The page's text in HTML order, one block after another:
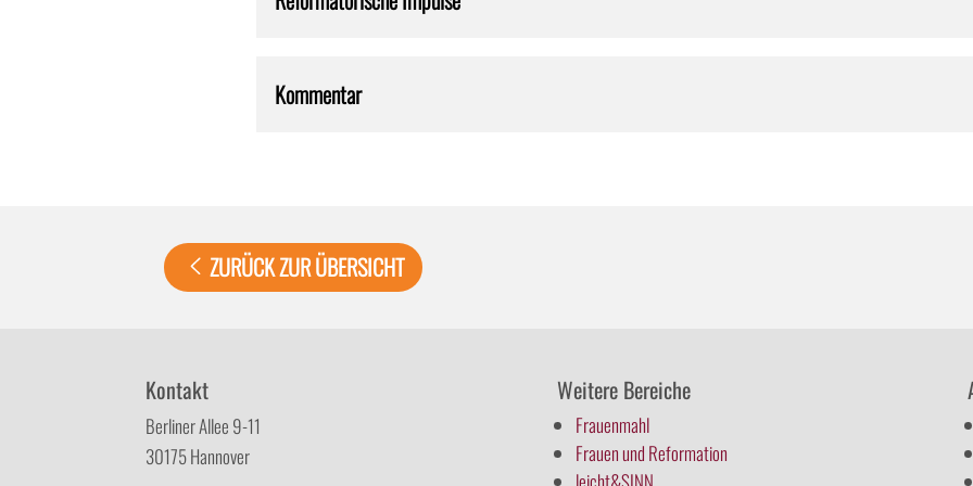
Kommentar
ZURÜCK ZUR ÜBERSICHT
Kontakt
Berliner Allee 9-11
30175 Hannover
Weitere Bereiche
Frauenmahl
Frauen und Reformation
leicht&SINN